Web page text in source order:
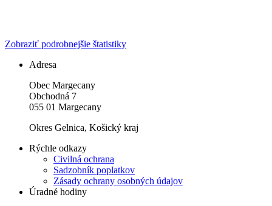
Zobraziť podrobnejšie štatistiky
Adresa
Obec Margecany
Obchodná 7
055 01 Margecany
Okres Gelnica, Košický kraj
Rýchle odkazy
Civilná ochrana
Sadzobník poplatkov
Zásady ochrany osobných údajov
Úradné hodiny